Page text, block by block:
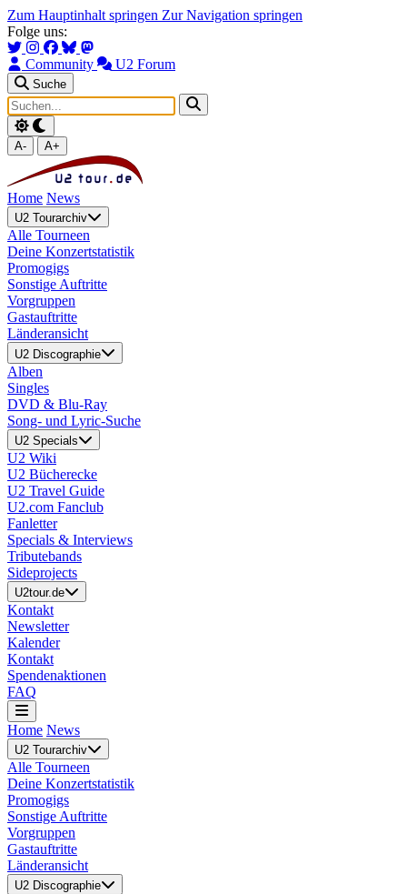
Zum Hauptinhalt springen Zur Navigation springen
Folge uns:
Community U2 Forum
Suche
A- A+
Home News
U2 Tourarchiv
Alle Tourneen
Deine Konzertstatistik
Promogigs
Sonstige Auftritte
Vorgruppen
Gastauftritte
Länderansicht
U2 Discographie
Alben
Singles
DVD & Blu-Ray
Song- und Lyric-Suche
U2 Specials
U2 Wiki
U2 Bücherecke
U2 Travel Guide
U2.com Fanclub
Fanletter
Specials & Interviews
Tributebands
Sideprojects
U2tour.de
Kontakt
Newsletter
Kalender
Kontakt
Spendenaktionen
FAQ
Home News
U2 Tourarchiv
Alle Tourneen
Deine Konzertstatistik
Promogigs
Sonstige Auftritte
Vorgruppen
Gastauftritte
Länderansicht
U2 Discographie